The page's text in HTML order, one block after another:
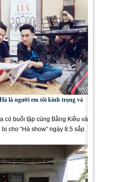
là người em tôi kính trọng và
có buổi tập cùng Bằng Kiều và
cho “Hà show” ngày 8.5 sắp